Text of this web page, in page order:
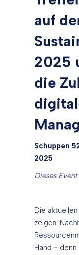
auf
2025
die
Schuppen
2025
Dieses
Die
zeigen:
Hand –